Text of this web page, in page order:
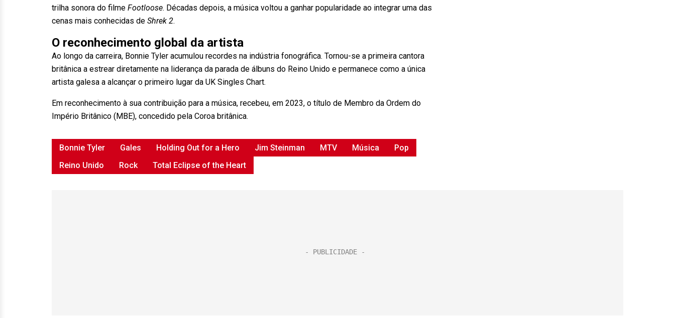
trilha sonora do filme Footloose. Décadas depois, a música voltou a ganhar popularidade ao integrar uma das
cenas mais conhecidas de Shrek 2.
O reconhecimento global da artista
Ao longo da carreira, Bonnie Tyler acumulou recordes na indústria fonográfica. Tornou-se a primeira cantora
britânica a estrear diretamente na liderança da parada de álbuns do Reino Unido e permanece como a única
artista galesa a alcançar o primeiro lugar da UK Singles Chart.
Em reconhecimento à sua contribuição para a música, recebeu, em 2023, o título de Membro da Ordem do
Império Britânico (MBE), concedido pela Coroa britânica.
Bonnie Tyler Gales Holding Out for a Hero Jim Steinman MTV Música
Pop
Reino Unido
Rock Total Eclipse of the Heart